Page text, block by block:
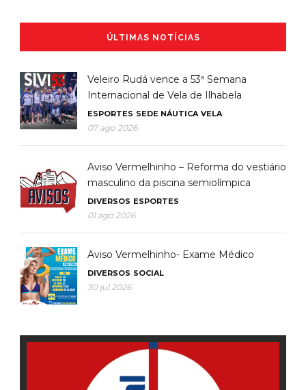
ÚLTIMAS NOTÍCIAS
Veleiro Rudá vence a 53ª Semana
Internacional de Vela de Ilhabela
ESPORTES SEDE NÁUTICA VELA
07 ago 2026
Aviso Vermelhinho – Reforma do vestiário
masculino da piscina semiolímpica
DIVERSOS ESPORTES
01 ago 2026
Aviso Vermelhinho- Exame Médico
DIVERSOS SOCIAL
30 jul 2026